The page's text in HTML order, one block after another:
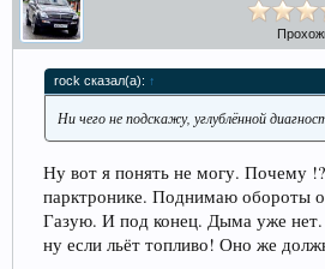
rock сказал(а): ↑
Ни чего не подскажу, углублённой
Ну вот я понять не могу. Почему
парктронике. Поднимаю обороты
Газую. И под конец. Дыма уже нет.
ну если льёт топливо! Оно же